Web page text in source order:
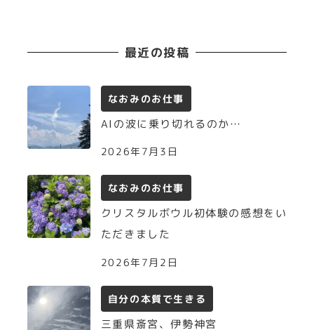
最近の投稿
なおみのお仕事
AIの波に乗り切れるのか…
2026年7月3日
なおみのお仕事
クリスタルボウル初体験の感想をい
ただきました
2026年7月2日
自分の本質で生きる
三重県斎宮、伊勢神宮